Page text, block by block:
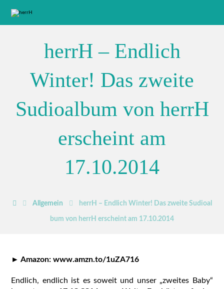
herrH – Endlich
Winter! Das zweite
Sudioalbum von herrH
erscheint am
17.10.2014
Allgemein herrH – Endlich Winter! Das zweite Sudioal
bum von herrH erscheint am 17.10.2014
► Amazon: www.amzn.to/1uZA716
Endlich, endlich ist es soweit und unser „zweites Baby“